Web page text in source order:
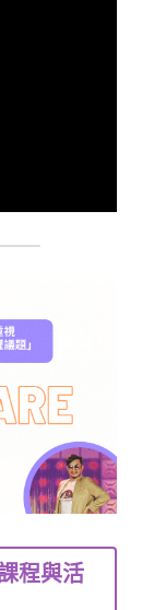
程與活